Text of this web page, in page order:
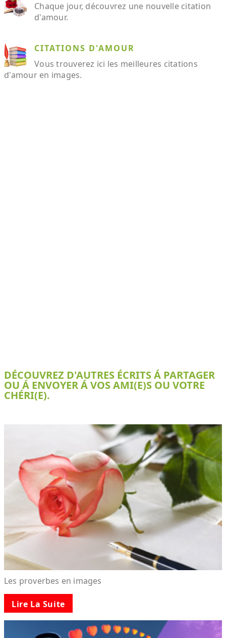
Chaque jour, découvrez une nouvelle citation
d'amour.
CITATIONS D'AMOUR
Vous trouverez ici les meilleures citations
d'amour en images.
DÉCOUVREZ D'AUTRES ÉCRITS Á PARTAGER
OU Á ENVOYER Á VOS AMI(E)S OU VOTRE
CHÉRI(E).
Les proverbes en images
Lire La Suite